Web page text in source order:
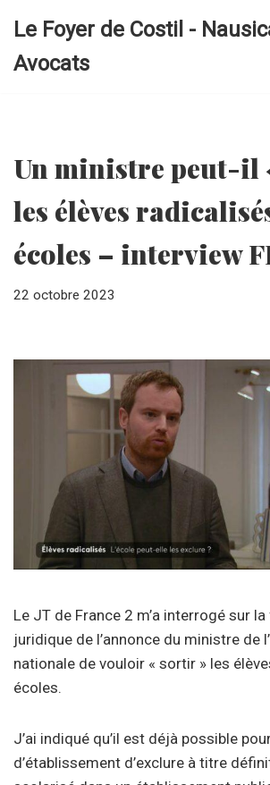
au
Le Foyer de Costil -
Avocats
Un ministre peut-il
les élèves
écoles – interview
22 octobre 2023
Le JT de France 2 m’a interrogé sur
juridique de l’annonce du ministre de
nationale de vouloir « sortir » les
écoles.
J’ai indiqué qu’il est déjà possible
d’établissement d’exclure à titre